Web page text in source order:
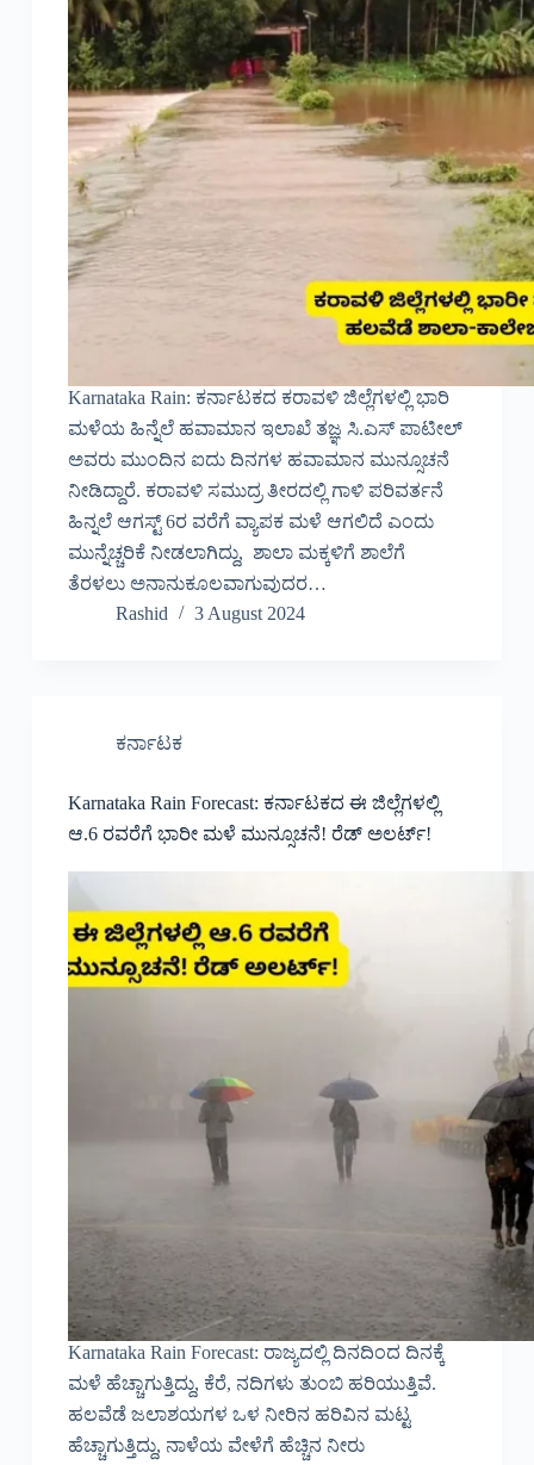
Karnataka Rain: ಕರ್ನಾಟಕದ ಕರಾವಳಿ ಜಿಲ್ಲೆಗಳಲ್ಲಿ ಭಾರಿ
ಮಳೆಯ ಹಿನ್ನೆಲೆ ಹವಾಮಾನ ಇಲಾಖೆ ತಜ್ಞ ಸಿ.ಎಸ್ ಪಾಟೀಲ್
ಅವರು ಮುಂದಿನ ಐದು ದಿನಗಳ‌ ಹವಾಮಾನ ಮುನ್ಸೂಚನೆ
ನೀಡಿದ್ದಾರೆ. ಕರಾವಳಿ ಸಮುದ್ರ ತೀರದಲ್ಲಿ ಗಾಳಿ ಪರಿವರ್ತನೆ
ಹಿನ್ನಲೆ ಆಗಸ್ಟ್ 6ರ ವರೆಗೆ ವ್ಯಾಪಕ ಮಳೆ ಆಗಲಿದೆ ಎಂದು
ಮುನ್ನೆಚ್ಚರಿಕೆ ನೀಡಲಾಗಿದ್ದು, ಶಾಲಾ ಮಕ್ಕಳಿಗೆ ಶಾಲೆಗೆ
ತೆರಳಲು ಅನಾನುಕೂಲವಾಗುವುದರ…
Rashid
3 August 2024
ಕರ್ನಾಟಕ
Karnataka Rain Forecast: ಕರ್ನಾಟಕದ ಈ ಜಿಲ್ಲೆಗಳಲ್ಲಿ
ಆ.6 ರವರೆಗೆ ಭಾರೀ ಮಳೆ ಮುನ್ಸೂಚನೆ! ರೆಡ್ ಅಲರ್ಟ್!
Karnataka Rain Forecast: ರಾಜ್ಯದಲ್ಲಿ ದಿನದಿಂದ ದಿನಕ್ಕೆ
ಮಳೆ ಹೆಚ್ಚಾಗುತ್ತಿದ್ದು, ಕೆರೆ, ನದಿಗಳು ತುಂಬಿ ಹರಿಯುತ್ತಿವೆ.
ಹಲವೆಡೆ ಜಲಾಶಯಗಳ ಒಳ ನೀರಿನ ಹರಿವಿನ ಮಟ್ಟ
ಹೆಚ್ಚಾಗುತ್ತಿದ್ದು, ನಾಳೆಯ ವೇಳೆಗೆ ಹೆಚ್ಚಿನ ನೀರು